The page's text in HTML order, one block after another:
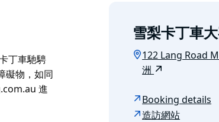
丁車馳騁
礙物，如同
進
雪梨卡丁車
122 Lang Road
洲
Booking details
造訪網站